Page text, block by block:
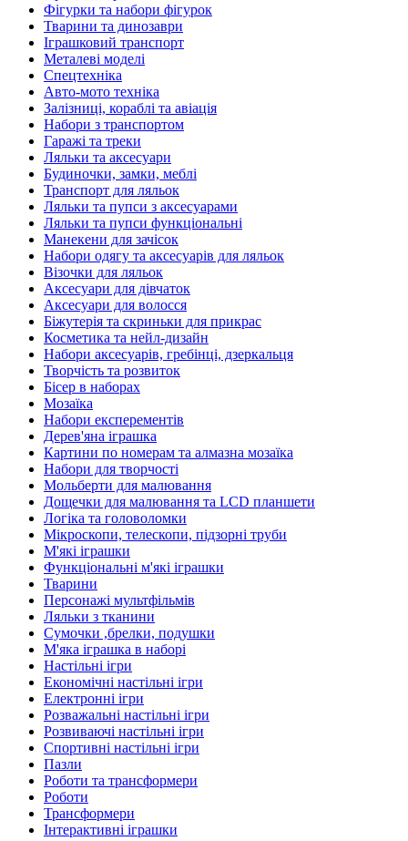
Фігурки та набори фігурок
Тварини та динозаври
Іграшковий транспорт
Металеві моделі
Спецтехніка
Авто-мото техніка
Залізниці, кораблі та авіація
Набори з транспортом
Гаражі та треки
Ляльки та аксесуари
Будиночки, замки, меблі
Транспорт для ляльок
Ляльки та пупси з аксесуарами
Ляльки та пупси функціональні
Манекени для зачісок
Набори одягу та аксесуарів для ляльок
Візочки для ляльок
Аксесуари для дівчаток
Аксесуари для волосся
Біжутерія та скриньки для прикрас
Косметика та нейл-дизайн
Набори аксесуарів, гребінці, дзеркальця
Творчість та розвиток
Бісер в наборах
Мозаїка
Набори експерементів
Дерев'яна іграшка
Картини по номерам та алмазна мозаїка
Набори для творчості
Мольберти для малювання
Дощечки для малювання та LCD планшети
Логіка та головоломки
Мікроскопи, телескопи, підзорні труби
М'які іграшки
Функціональні м'які іграшки
Тварини
Персонажі мультфільмів
Ляльки з тканини
Сумочки ,брелки, подушки
М'яка іграшка в наборі
Настільні ігри
Економічні настільні ігри
Електронні ігри
Розважальні настільні ігри
Розвиваючі настільні ігри
Спортивні настільні ігри
Пазли
Роботи та трансформери
Роботи
Трансформери
Інтерактивні іграшки